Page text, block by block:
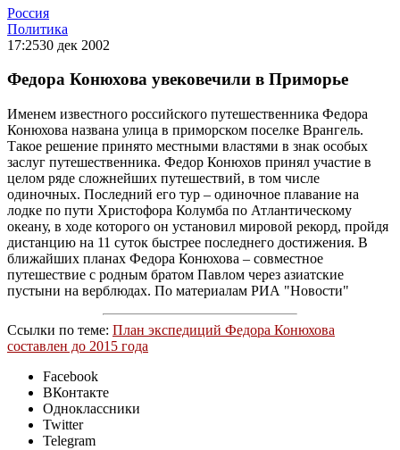
Россия
Политика
17:2530 дек 2002
Федора Конюхова увековечили в Приморье
Именем известного российского путешественника Федора
Конюхова названа улица в приморском поселке Врангель.
Такое решение принято местными властями в знак особых
заслуг путешественника. Федор Конюхов принял участие в
целом ряде сложнейших путешествий, в том числе
одиночных. Последний его тур – одиночное плавание на
лодке по пути Христофора Колумба по Атлантическому
океану, в ходе которого он установил мировой рекорд, пройдя
дистанцию на 11 суток быстрее последнего достижения. В
ближайших планах Федора Конюхова – совместное
путешествие с родным братом Павлом через азиатские
пустыни на верблюдах. По материалам РИА "Новости"
Ссылки по теме: План экспедиций Федора Конюхова
составлен до 2015 года
Facebook
ВКонтакте
Одноклассники
Twitter
Telegram